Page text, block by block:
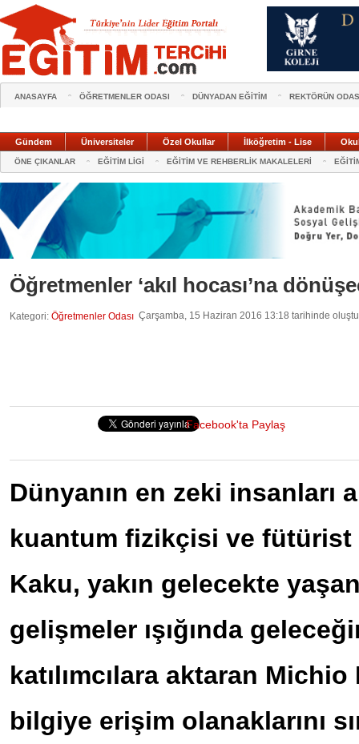
ANASAYFA ÖĞRETMENLER ODASI DÜNYADAN EĞİTİM REKTÖRÜN
Gündem Üniversiteler Özel Okullar İlköğretim - Lise
ÖNE ÇIKANLAR EĞİTİM LİGİ EĞİTİM VE REHBERLİK MAKALELERİ
Öğretmenler ‘akıl hocası’na
Kategori: Öğretmenler Odası Çarşamba, 15 Haziran 2016 13:18 tarihinde
Facebook'ta Paylaş
Dünyanın en zeki insanları
kuantum fizikçisi ve fütürist
Kaku, yakın gelecekte
gelişmeler ışığında
katılımcılara aktaran
bilgiye erişim olanaklarını